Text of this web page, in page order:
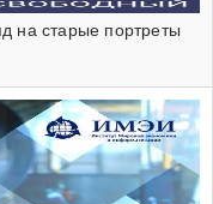
на старые портреты